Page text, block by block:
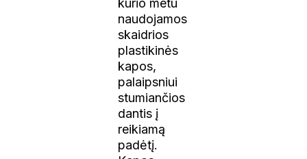
naudojamos
skaidrios
plastikinės
kapos,
palaipsniui
stumiančios
dantis į
reikiamą
padėtį.